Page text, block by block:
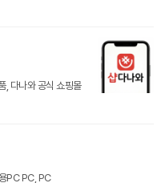
, 다나와 공식 쇼핑몰
리사이클IT기기, 피벗모니터, 사무용모니터, 사무용PC PC, PC